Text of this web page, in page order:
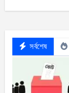
সর্বশেষ